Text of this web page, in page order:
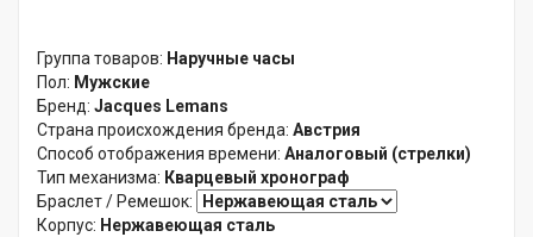
Группа товаров: Наручные часы
Пол: Мужские
Бренд: Jacques Lemans
Страна происхождения бренда: Австрия
Способ отображения времени: Аналоговый (стрелки)
Тип механизма: Кварцевый хронограф
Браслет / Ремешок:
Корпус: Нержавеющая сталь